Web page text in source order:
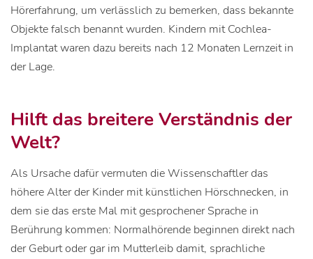
Hörerfahrung, um verlässlich zu bemerken, dass bekannte
Objekte falsch benannt wurden. Kindern mit Cochlea-
Implantat waren dazu bereits nach 12 Monaten Lernzeit in
der Lage.
Hilft das breitere Verständnis der
Welt?
Als Ursache dafür vermuten die Wissenschaftler das
höhere Alter der Kinder mit künstlichen Hörschnecken, in
dem sie das erste Mal mit gesprochener Sprache in
Berührung kommen: Normalhörende beginnen direkt nach
der Geburt oder gar im Mutterleib damit, sprachliche